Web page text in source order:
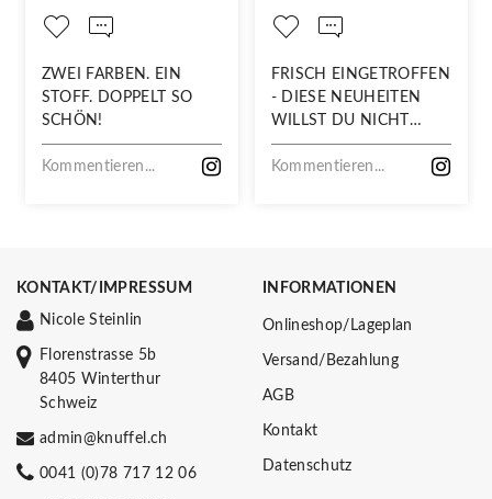
ZWEI FARBEN. EIN
STOFF. DOPPELT SO
SCHÖN!
Kommentieren...
FRISCH EINGETROFFEN
- DIESE NEUHEITEN
WILLST DU NICHT
VERPASSEN!
Kommentieren...
KONTAKT/IMPRESSUM
Nicole Steinlin
Florenstrasse 5b
8405 Winterthur
Schweiz
admin@knuffel.ch
0041 (0)78 717 12 06
INFORMATIONEN
Onlineshop/Lageplan
Versand/Bezahlung
AGB
Kontakt
Datenschutz